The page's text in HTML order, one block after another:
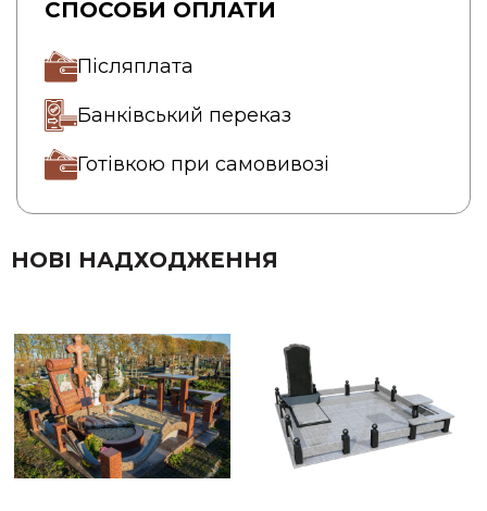
СПОСОБИ ОПЛАТИ
Післяплата
Банківський переказ
Готівкою при самовивозі
НОВІ НАДХОДЖЕННЯ